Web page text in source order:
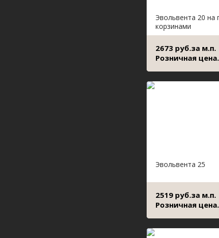
Эвольвента 20 на
корзинами
2673 руб.за м.п.
Розничная цена.
Эвольвента 25
2519 руб.за м.п.
Розничная цена.